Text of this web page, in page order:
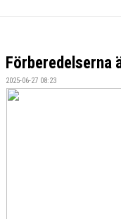
KONTAKT
Förberedelserna
2025-06-27 08:23